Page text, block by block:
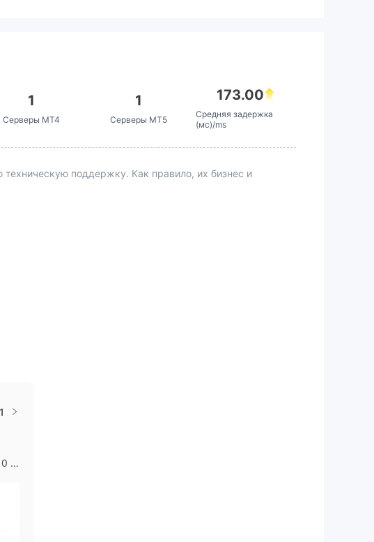
1
Серверы MT4
1
Серверы MT5
173.00
Средняя задержка
(мс)/ms
поддержку. Как правило, их бизнес и
1
|